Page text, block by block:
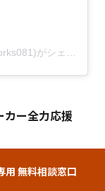
レン｜デスクワーカー全力応援(@ren_works081)がシェアした投稿
カー全力応援
用 無料相談窓口